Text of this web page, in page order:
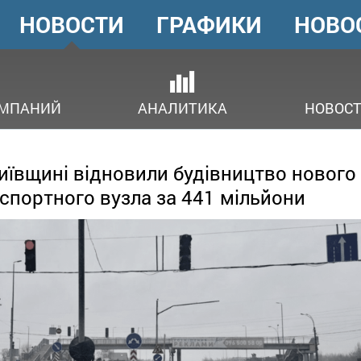
ГОЛОВНЕ
МЕНЮ
НОВОСТИ
АНАЛИТИКА
ГРАФИКИ
відновили будівництво нового
вузла за 441 мільйони